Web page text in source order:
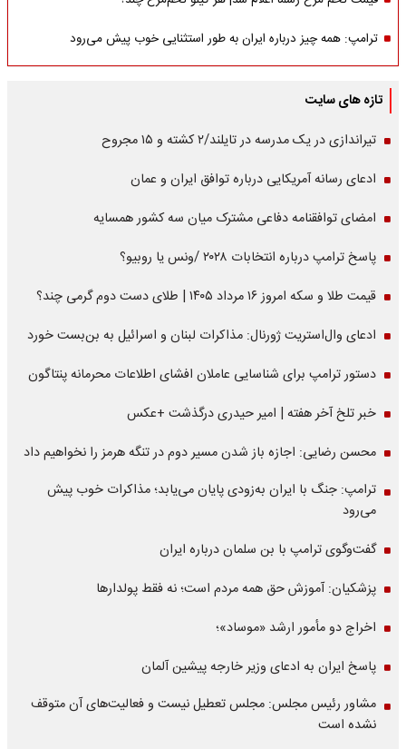
ترامپ: همه چیز درباره ایران به طور استثنایی خوب پیش می‌رود
تازه های سایت
تیراندازی در یک مدرسه در تایلند/۲ کشته و ۱۵ مجروح
ادعای رسانه آمریکایی درباره توافق ایران و عمان
امضای توافقنامه دفاعی مشترک میان سه کشور همسایه
پاسخ ترامپ درباره انتخابات ۲۰۲۸ /ونس یا روبیو؟
قیمت طلا و سکه امروز ۱۶ مرداد ۱۴۰۵ | طلای دست دوم گرمی چند؟
ادعای وال‌استریت ژورنال: مذاکرات لبنان و اسرائیل به بن‌بست خورد
دستور ترامپ برای شناسایی عاملان افشای اطلاعات محرمانه پنتاگون
خبر تلخ آخر هفته | امیر حیدری درگذشت +عکس
محسن رضایی: اجازه باز شدن مسیر دوم در تنگه هرمز را نخواهیم داد
ترامپ: جنگ با ایران به‌زودی پایان می‌یابد؛ مذاکرات خوب پیش
می‌رود
گفت‌وگوی ترامپ با بن سلمان درباره ایران
پزشکیان: آموزش حق همه مردم است؛ نه فقط پولدارها
اخراج دو مأمور ارشد «موساد»؛
پاسخ ایران به ادعای وزیر خارجه پیشین آلمان
مشاور رئیس مجلس: مجلس تعطیل نیست و فعالیت‌های آن متوقف
نشده است